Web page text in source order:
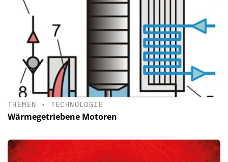
THEMEN • TECHNOLOGIE
Wärmegetriebene Motoren